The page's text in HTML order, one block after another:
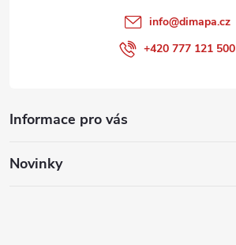
Informace pro vás
Novinky
info@dimapa.cz
+420 777 121 500